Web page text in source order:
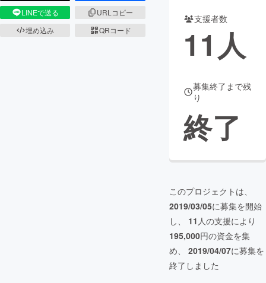
LINEで送る
URLコピー
埋め込み
QRコード
支援者数
11 人
募集終了まで残
り
終了
このプロジェクトは、
2019/03/05に募集を開始
し、 11 人の支援により
195,000円の資金を集
め、 2019/04/07に募集を
終了しました